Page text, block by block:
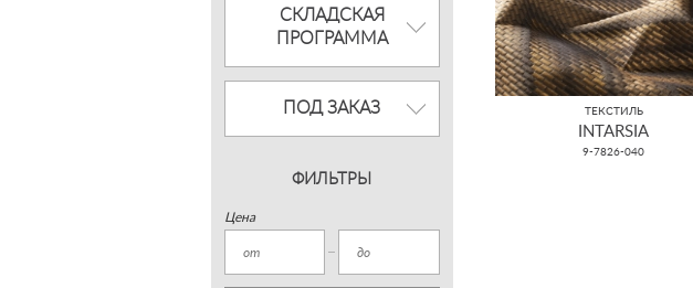
СКЛАДСКАЯ
ПРОГРАММА
ПОД ЗАКАЗ
ФИЛЬТРЫ
Цена
ТЕКСТИЛЬ
INTARSIA
9-7826-040